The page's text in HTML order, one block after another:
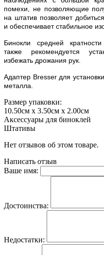
помехи, не позволяющие
на штатив позволяет
и обеспечивает стабильное
Бинокли средней
также рекомендуется
избежать дрожания рук.
Адаптер Bresser для
металла.
Размер упаковки:
10.50см x 3.50см x 2.00см
Аксессуары для биноклей
Штативы
Нет отзывов об этом товаре.
Написать отзыв
Ваше имя:
Достоинства:
Недостатки: